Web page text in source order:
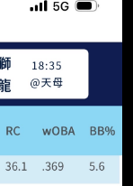
常 DH這種位
後 直接填
選嗎？ --